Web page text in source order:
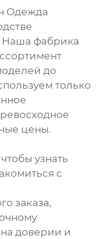
Одежда
Наша фабрика
до
только
цены.
чтобы узнать
с
заказа,
доверии и